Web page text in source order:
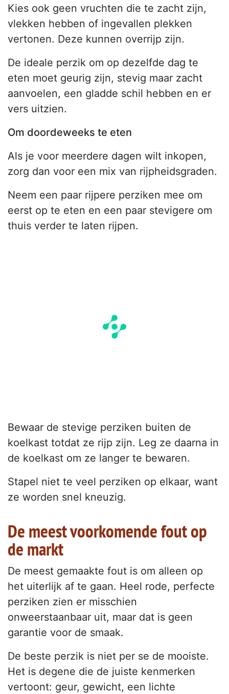
Kies ook geen vruchten die te zacht zijn,
vlekken hebben of ingevallen plekken
vertonen. Deze kunnen overrijp zijn.
De ideale perzik om op dezelfde dag te
eten moet geurig zijn, stevig maar zacht
aanvoelen, een gladde schil hebben en er
vers uitzien.
Om doordeweeks te eten
Als je voor meerdere dagen wilt inkopen,
zorg dan voor een mix van rijpheidsgraden.
Neem een paar rijpere perziken mee om
eerst op te eten en een paar stevigere om
thuis verder te laten rijpen.
Bewaar de stevige perziken buiten de
koelkast totdat ze rijp zijn. Leg ze daarna in
de koelkast om ze langer te bewaren.
Stapel niet te veel perziken op elkaar, want
ze worden snel kneuzig.
De meest voorkomende fout op
de markt
De meest gemaakte fout is om alleen op
het uiterlijk af te gaan. Heel rode, perfecte
perziken zien er misschien
onweerstaanbaar uit, maar dat is geen
garantie voor de smaak.
De beste perzik is niet per se de mooiste.
Het is degene die de juiste kenmerken
vertoont: geur, gewicht, een lichte